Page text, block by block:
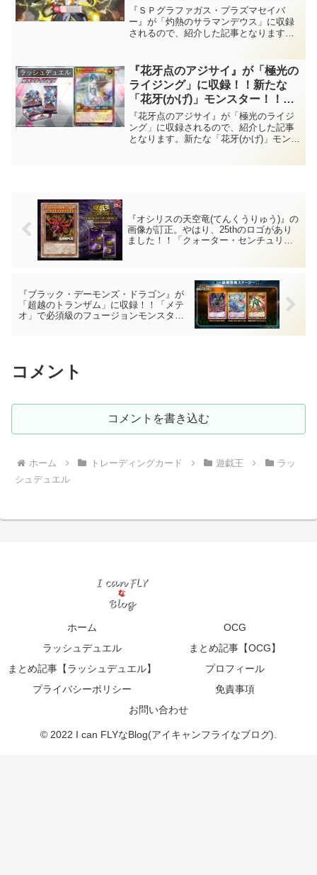
開！！待ちに待った『ＳＰアシス
タント・ビリー』のフュージョン
モンスター！！アニメ版テキスト
デュエル】
『ＳＰグラファガス・プラズマセイバ
ー』が「灼熱のサラマンデウス」に収録
されるので、紹介した記事となります。
ジョンモンスター！！アニメ版テキスト
も強力です！！【遊戯王ラッシュデュエ
ル】
ラッシュデュエル
『花牙点のアジサイ』が「極光の
ライジング」に収録！！新たな
「花牙(かげ)」モンスター！！ノ
ーコストで『フュージョン』や最
上級モンスターをランダムサーチ
できる、強力なフュージョン召喚
『花牙点のアジサイ』が「極光のライジ
ング」に収録されるので、紹介した記事
となります。新たな「花牙(かげ)」モンス
『オシリスの天空竜(てんくうりゅう)』の
画像が訂正。やはり、25thのロゴがあり
ました！！「クォーター・センチュリ
『ブラック・デーモンズ・ドラゴン』が
「超越のトランザム」に収録！！「メテ
オ」で必須級のフュージョンモンスター
コメント
コメントを書き込む
ホーム トレーディングカード 遊戯王
ラッ
シュデュエル
ホーム
OCG
ラッシュデュエル
まとめ記事【OCG】
まとめ記事【ラッシュデュエル】
プロフィール
プライバシーポリシー
免責事項
お問い合わせ
© 2022 I can FLYなBlog(アイキャンフライなブログ).